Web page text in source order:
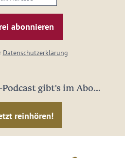
Datenschutzerklärung
gibt's im Abo...
reinhören!